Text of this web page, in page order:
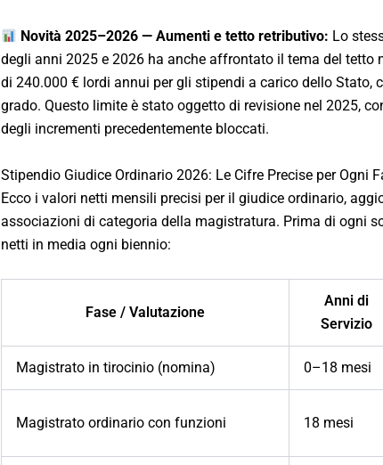
Novità 2025–2026 — Aumenti e tetto retributivo: Lo
degli anni 2025 e 2026 ha anche affrontato il tema del
di 240.000 € lordi annui per gli stipendi a carico dello
grado. Questo limite è stato oggetto di revisione nel 2025,
degli incrementi precedentemente bloccati.
Stipendio Giudice Ordinario 2026: Le Cifre Precise per Ogni
Ecco i valori netti mensili precisi per il giudice ordinario,
associazioni di categoria della magistratura. Prima di ogni
netti in media ogni biennio:
Fase / Valutazione
Anni di
Servizio
Magistrato in tirocinio (nomina) 0–18 mesi
Magistrato ordinario con funzioni 18 mesi